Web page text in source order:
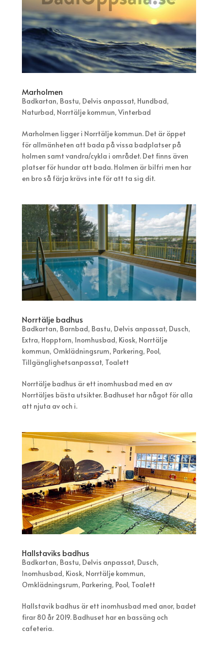
Marholmen
Badkartan, Bastu, Delvis anpassat, Hundbad,
Naturbad, Norrtälje kommun, Vinterbad
Marholmen ligger i Norrtälje kommun. Det är öppet
för allmänheten att bada på vissa badplatser på
holmen samt vandra/cykla i området. Det finns även
platser för hundar att bada. Holmen är bilfri men har
en bro så färja krävs inte för att ta sig dit.
Norrtälje badhus
Badkartan, Barnbad, Bastu, Delvis anpassat, Dusch,
Extra, Hopptorn, Inomhusbad, Kiosk, Norrtälje
kommun, Omklädningsrum, Parkering, Pool,
Tillgänglighetsanpassat, Toalett
Norrtälje badhus är ett inomhusbad med en av
Norrtäljes bästa utsikter. Badhuset har något för alla
att njuta av och i.
Hallstaviks badhus
Badkartan, Bastu, Delvis anpassat, Dusch,
Inomhusbad, Kiosk, Norrtälje kommun,
Omklädningsrum, Parkering, Pool, Toalett
Hallstavik badhus är ett inomhusbad med anor, badet
firar 80 år 2019. Badhuset har en bassäng och
cafeteria.